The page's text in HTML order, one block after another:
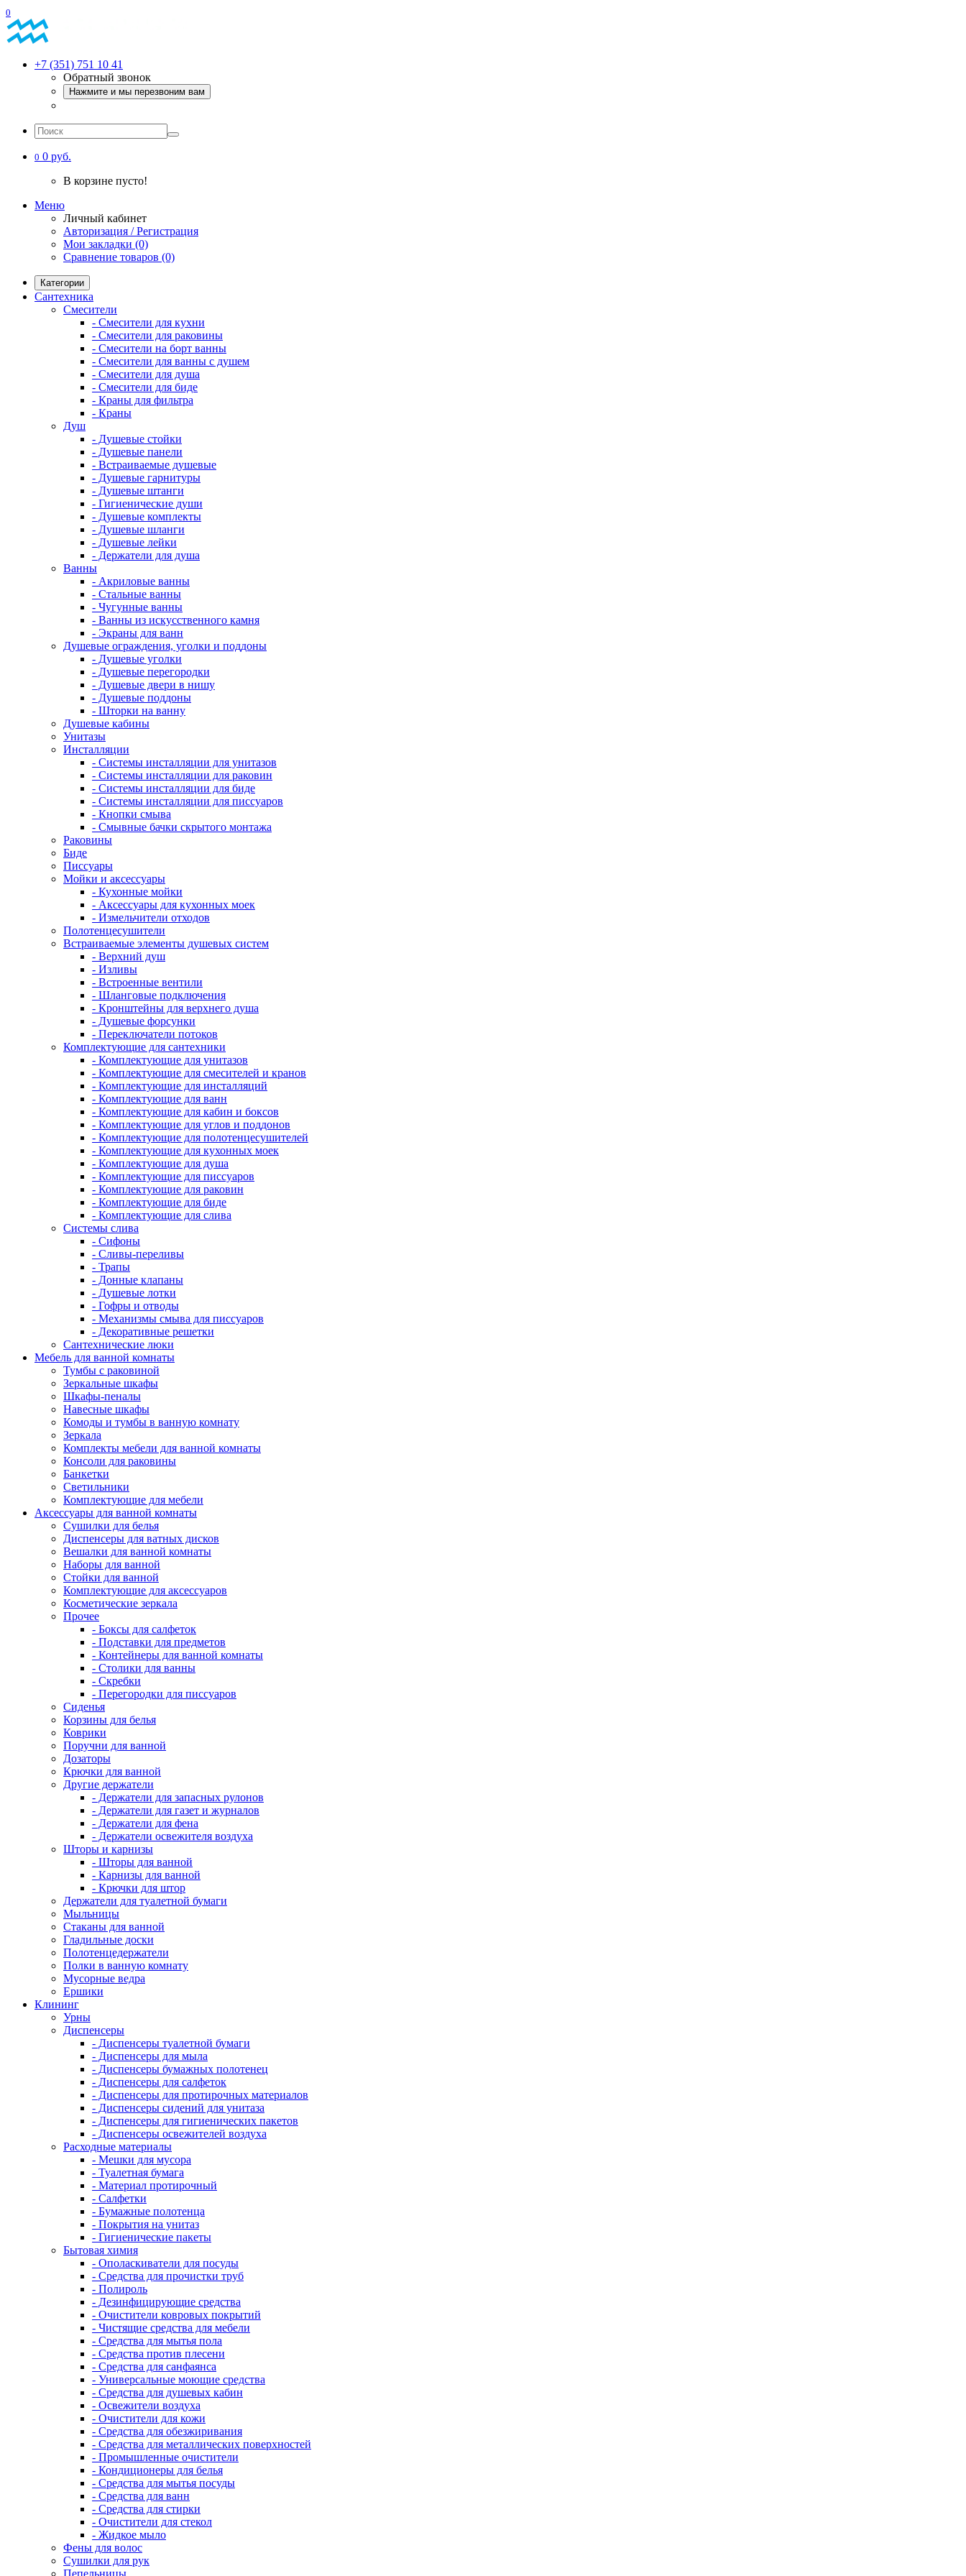
0
+7 (351) 751 10 41
Обратный звонок
Нажмите и мы перезвоним вам
0 0 руб.
В корзине пусто!
Меню
Личный кабинет
Авторизация / Регистрация
Мои закладки (0)
Сравнение товаров (0)
Категории
Сантехника
Смесители
- Смесители для кухни
- Смесители для раковины
- Смесители на борт ванны
- Смесители для ванны с душем
- Смесители для душа
- Смесители для биде
- Краны для фильтра
- Краны
Душ
- Душевые стойки
- Душевые панели
- Встраиваемые душевые
- Душевые гарнитуры
- Душевые штанги
- Гигиенические души
- Душевые комплекты
- Душевые шланги
- Душевые лейки
- Держатели для душа
Ванны
- Акриловые ванны
- Стальные ванны
- Чугунные ванны
- Ванны из искусственного камня
- Экраны для ванн
Душевые ограждения, уголки и поддоны
- Душевые уголки
- Душевые перегородки
- Душевые двери в нишу
- Душевые поддоны
- Шторки на ванну
Душевые кабины
Унитазы
Инсталляции
- Системы инсталляции для унитазов
- Системы инсталляции для раковин
- Системы инсталляции для биде
- Системы инсталляции для писсуаров
- Кнопки смыва
- Смывные бачки скрытого монтажа
Раковины
Биде
Писсуары
Мойки и аксессуары
- Кухонные мойки
- Аксессуары для кухонных моек
- Измельчители отходов
Полотенцесушители
Встраиваемые элементы душевых систем
- Верхний душ
- Изливы
- Встроенные вентили
- Шланговые подключения
- Кронштейны для верхнего душа
- Душевые форсунки
- Переключатели потоков
Комплектующие для сантехники
- Комплектующие для унитазов
- Комплектующие для смесителей и кранов
- Комплектующие для инсталляций
- Комплектующие для ванн
- Комплектующие для кабин и боксов
- Комплектующие для углов и поддонов
- Комплектующие для полотенцесушителей
- Комплектующие для кухонных моек
- Комплектующие для душа
- Комплектующие для писсуаров
- Комплектующие для раковин
- Комплектующие для биде
- Комплектующие для слива
Системы слива
- Сифоны
- Сливы-переливы
- Трапы
- Донные клапаны
- Душевые лотки
- Гофры и отводы
- Механизмы смыва для писсуаров
- Декоративные решетки
Сантехнические люки
Мебель для ванной комнаты
Тумбы с раковиной
Зеркальные шкафы
Шкафы-пеналы
Навесные шкафы
Комоды и тумбы в ванную комнату
Зеркала
Комплекты мебели для ванной комнаты
Консоли для раковины
Банкетки
Светильники
Комплектующие для мебели
Аксессуары для ванной комнаты
Сушилки для белья
Диспенсеры для ватных дисков
Вешалки для ванной комнаты
Наборы для ванной
Стойки для ванной
Комплектующие для аксессуаров
Косметические зеркала
Прочее
- Боксы для салфеток
- Подставки для предметов
- Контейнеры для ванной комнаты
- Столики для ванны
- Скребки
- Перегородки для писсуаров
Сиденья
Корзины для белья
Коврики
Поручни для ванной
Дозаторы
Крючки для ванной
Другие держатели
- Держатели для запасных рулонов
- Держатели для газет и журналов
- Держатели для фена
- Держатели освежителя воздуха
Шторы и карнизы
- Шторы для ванной
- Карнизы для ванной
- Крючки для штор
Держатели для туалетной бумаги
Мыльницы
Стаканы для ванной
Гладильные доски
Полотенцедержатели
Полки в ванную комнату
Мусорные ведра
Ершики
Клининг
Урны
Диспенсеры
- Диспенсеры туалетной бумаги
- Диспенсеры для мыла
- Диспенсеры бумажных полотенец
- Диспенсеры для салфеток
- Диспенсеры для протирочных материалов
- Диспенсеры сидений для унитаза
- Диспенсеры для гигиенических пакетов
- Диспенсеры освежителей воздуха
Расходные материалы
- Мешки для мусора
- Туалетная бумага
- Материал протирочный
- Салфетки
- Бумажные полотенца
- Покрытия на унитаз
- Гигиенические пакеты
Бытовая химия
- Ополаскиватели для посуды
- Средства для прочистки труб
- Полироль
- Дезинфицирующие средства
- Очистители ковровых покрытий
- Чистящие средства для мебели
- Средства для мытья пола
- Средства против плесени
- Средства для санфаянса
- Универсальные моющие средства
- Средства для душевых кабин
- Освежители воздуха
- Очистители для кожи
- Средства для обезжиривания
- Средства для металлических поверхностей
- Промышленные очистители
- Кондиционеры для белья
- Средства для мытья посуды
- Средства для ванн
- Средства для стирки
- Очистители для стекол
- Жидкое мыло
Фены для волос
Сушилки для рук
Пепельницы